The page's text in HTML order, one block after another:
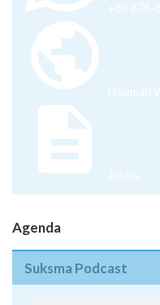
+62 878-
Halaman
Juknis
Agenda
Suksma Podcast